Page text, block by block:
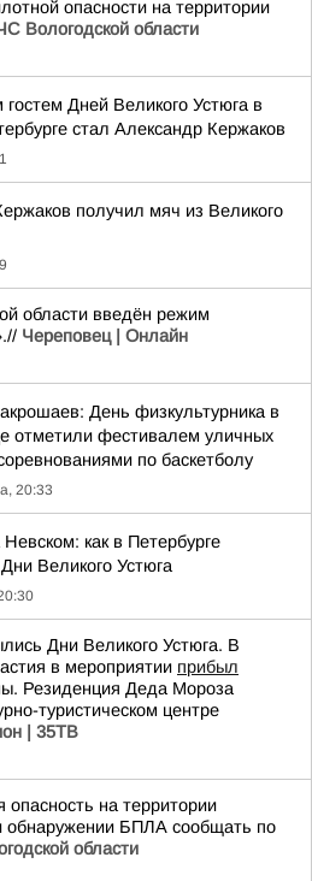
опасности на территории
Вологодской области
Дней Великого Устюга в
стал Александр Кержаков
получил мяч из Великого
области введён режим
Череповец | Онлайн
День физкультурника в
отметили фестивалем уличных
по баскетболу
20:33
Невском: как в Петербурге
Великого Устюга
Дни Великого Устюга. В
в мероприятии прибыл
Резиденция Деда Мороза
туристическом центре
| 35ТВ
на территории
обнаружении БПЛА сообщать по
области